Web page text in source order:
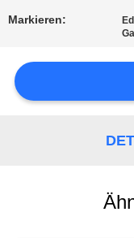
FORDERN
EIN
ZITAT
Markieren: